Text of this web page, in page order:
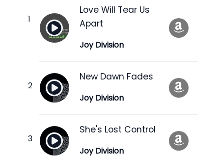
Love Will Tear Us
Apart
Joy Division
New Dawn Fades
Joy Division
She's Lost Control
Joy Division